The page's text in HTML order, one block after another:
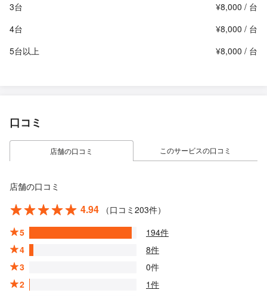
3台
¥8,000 / 台
4台
¥8,000 / 台
5台以上
¥8,000 / 台
口コミ
店舗の口コミ このサービスの口コミ
店舗の口コミ
4.94
（口コミ203件）
5
194件
4
8件
3
0件
2
1件